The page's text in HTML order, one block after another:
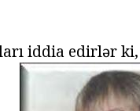
iddia edirlər